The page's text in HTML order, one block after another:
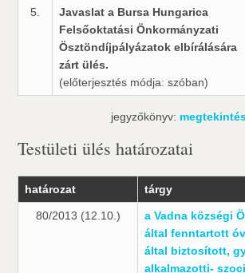
5.
Javaslat a Bursa Hungarica
Felsőoktatási Önkormányzati
Ösztöndíjpályázatok elbírálására 
zárt ülés.
(előterjesztés módja: szóban)
jegyzőkönyv:
Testületi ülés határozatai
határozat tárgy
80/2013 (12.10.)
a Vadna községi
által fenntartott
által biztosított,
alkalmazotti-